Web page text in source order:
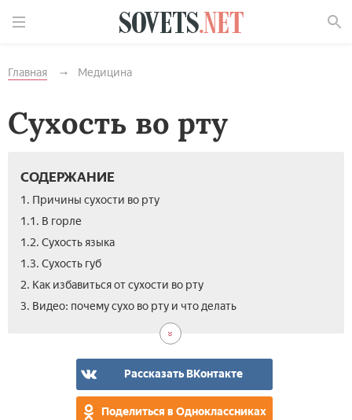
Главная Медицина
Сухость во рту
СОДЕРЖАНИЕ
1. Причины сухости во рту
1.1. В горле
1.2. Сухость языка
1.3. Сухость губ
2. Как избавиться от сухости во рту
3. Видео: почему сухо во рту и что делать
Рассказать ВКонтакте
Поделиться в Одноклассниках